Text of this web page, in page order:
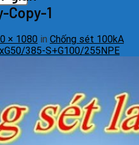
Copy-1
× 1080 in Chống sét 100kA
385-S+G100/255NPE